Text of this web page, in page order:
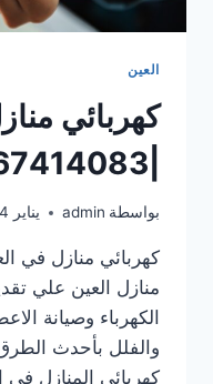
العين
كهربائي
بواسطة admin يناير 14, 2025
كهربائي منازل في
منازل العين علي
الكهرباء وصيانة
والفلل بأحدث
كهربائي المنازل